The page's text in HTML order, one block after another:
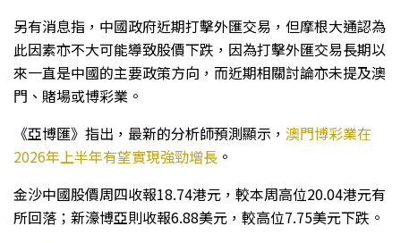
另有消息指，中國政府近期打擊外匯交易，但摩根大通認為
此因素亦不大可能導致股價下跌，因為打擊外匯交易長期以
來一直是中國的主要政策方向，而近期相關討論亦未提及澳
門、賭場或博彩業。
《亞博匯》指出，最新的分析師預測顯示， 澳門博彩業在
2026年上半年有望實現強勁增長 。
金沙中國股價周四收報18.74港元，較本周高位20.04港元有
所回落；新濠博亞則收報6.88美元，較高位7.75美元下跌。